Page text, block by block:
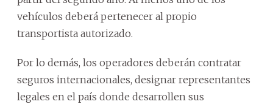
vehículos deberá pertenecer al propio
transportista autorizado.
Por lo demás, los operadores deberán contratar
seguros internacionales, designar representantes
legales en el país donde desarrollen sus